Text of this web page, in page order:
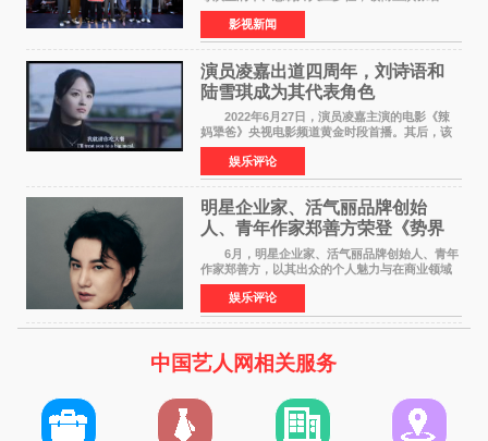
昀、白客，惊喜出演庄达菲，特别主演孙艺洲，
特别出演田雨，友情出演欧阳奋强出席成都路
演，与观众近距离互
影视新闻
演员凌嘉出道四周年，刘诗语和
陆雪琪成为其代表角色
2022年6月27日，演员凌嘉主演的电影《辣
妈犟爸》央视电影频道黄金时段首播。其后，该
电影在央视电影频道多次复播（2022年8月10
日，2022年9月30日，2023年7月17日，2025年7
月14日）。除了多次复
娱乐评论
明星企业家、活气丽品牌创始
人、青年作家郑善方荣登《势界
POWERCIRCLES》6月刊
6月，明星企业家、活气丽品牌创始人、青年
作家郑善方，以其出众的个人魅力与在商业领域
的卓越建树，成功登上《势界
POWERCIRCLES》，展现了他在时尚与商业领
域的双重影响力。 明星企业家、青
娱乐评论
中国艺人网相关服务